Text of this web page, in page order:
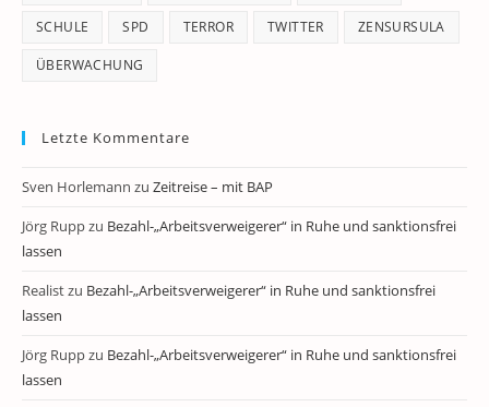
SCHULE SPD TERROR TWITTER ZENSURSULA
ÜBERWACHUNG
Letzte Kommentare
Sven Horlemann zu Zeitreise – mit BAP
Jörg Ruppzu Bezahl-„Arbeitsverweigerer“ in Ruhe und sanktionsfrei
lassen
Realistzu Bezahl-„Arbeitsverweigerer“ in Ruhe und sanktionsfrei
lassen
Jörg Ruppzu Bezahl-„Arbeitsverweigerer“ in Ruhe und sanktionsfrei
lassen